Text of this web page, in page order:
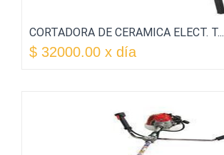
CORTADORA DE CERAMICA ELECT. T...
$ 32000.00 x día